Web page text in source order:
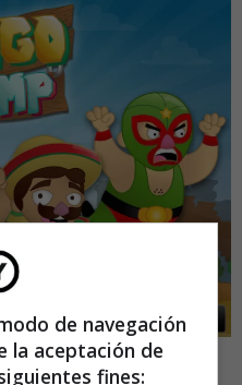
de intenso trabajo)
poco
de navegación
la aceptación de
fines: